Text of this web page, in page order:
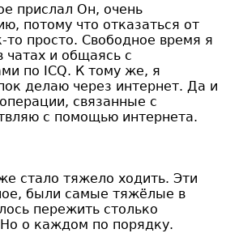
прислал Он, очень
потому что отказаться от
то просто. Свободное время я
чатах и общаясь с
по ICQ. К тому же, я
делаю через интернет. Да и
связанные с
с помощью интернета.
стало тяжело ходить. Эти
были самые тяжёлые в
пережить столько
о каждом по порядку.